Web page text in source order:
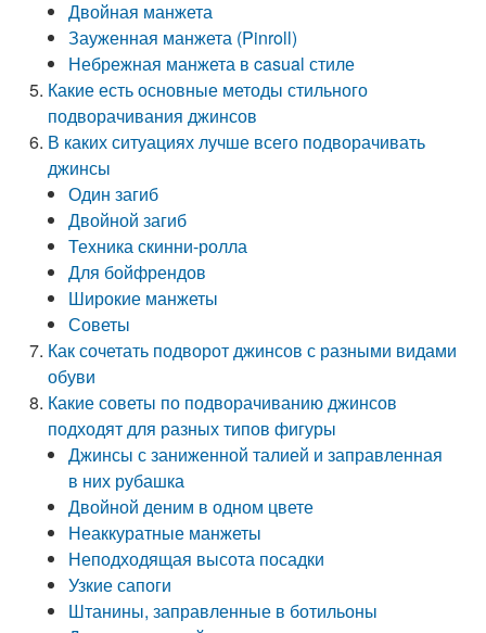
Двойная манжета
Зауженная манжета (Pinroll)
Небрежная манжета в casual стиле
Какие есть основные методы стильного
подворачивания джинсов
В каких ситуациях лучше всего подворачивать
джинсы
Один загиб
Двойной загиб
Техника скинни-ролла
Для бойфрендов
Широкие манжеты
Советы
Как сочетать подворот джинсов с разными видами
обуви
Какие советы по подворачиванию джинсов
подходят для разных типов фигуры
Джинсы с заниженной талией и заправленная
в них рубашка
Двойной деним в одном цвете
Неаккуратные манжеты
Неподходящая высота посадки
Узкие сапоги
Штанины, заправленные в ботильоны